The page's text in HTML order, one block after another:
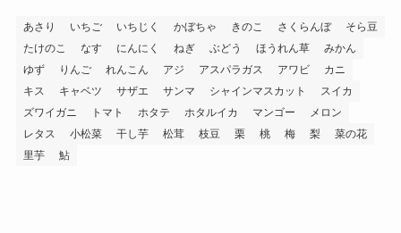
あさり いちご いちじく かぼちゃ きのこ さくらんぼ
そら豆
たけのこ
なす にんにく ねぎ ぶどう ほうれん草
みかん
ゆず
りんご れんこん アジ アスパラガス アワビ
カニ
キス
キャベツ サザエ サンマ シャインマスカット
スイカ
ズワイガニ
トマト ホタテ ホタルイカ マンゴー
メロン
レタス
小松菜 干し芋 松茸 枝豆 栗 桃 梅 梨
菜の花
里芋
鮎